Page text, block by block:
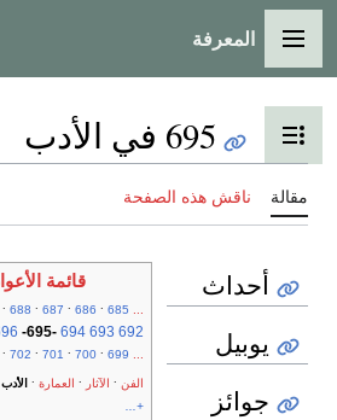
القائمة الرئيسية
المعرفة
تبديل عرض جدول المحتويات
695 في الأدب
مقالة ناقش هذه الصفحة
قائمة
...
685
686
687
688
692
693
694
-
695
-
...
699
700
701
702
الفن الآثار العمارة الأدب
+...
أحداث
يوبيل
جوائز